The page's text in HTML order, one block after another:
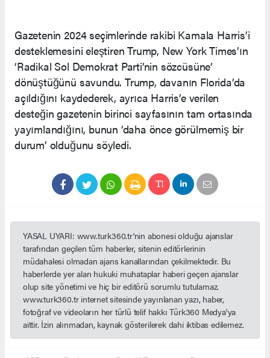
Gazetenin 2024 seçimlerinde rakibi Kamala Harris’i
desteklemesini eleştiren Trump, New York Times’ın
‘Radikal Sol Demokrat Parti’nin sözcüsüne’
dönüştüğünü savundu. Trump, davanın Florida’da
açıldığını kaydederek, ayrıca Harris’e verilen
desteğin gazetenin birinci sayfasının tam ortasında
yayımlandığını, bunun ‘daha önce görülmemiş bir
durum’ olduğunu söyledi.
YASAL UYARI: www.turk360.tr'nin abonesi olduğu ajanslar
tarafından geçilen tüm haberler, sitenin editörlerinin
müdahalesi olmadan ajans kanallarından çekilmektedir. Bu
haberlerde yer alan hukuki muhataplar haberi geçen ajanslar
olup site yönetimi ve hiç bir editörü sorumlu tutulamaz.
www.turk360.tr internet sitesinde yayınlanan yazı, haber,
fotoğraf ve videoların her türlü telif hakkı Türk360 Medya'ya
aittir. İzin alınmadan, kaynak gösterilerek dahi iktibas edilemez.